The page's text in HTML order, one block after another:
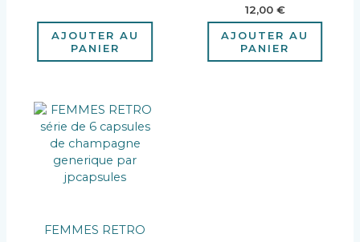
AJOUTER AU
PANIER
12,00 €
AJOUTER AU
PANIER
FEMMES RETRO